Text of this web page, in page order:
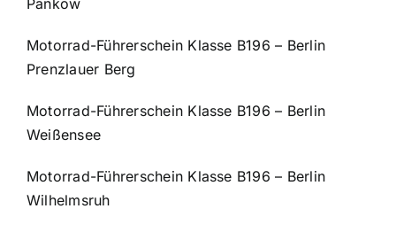
Pankow
Motorrad-Führerschein Klasse B196 – Berlin
Prenzlauer Berg
Motorrad-Führerschein Klasse B196 – Berlin
Weißensee
Motorrad-Führerschein Klasse B196 – Berlin
Wilhelmsruh